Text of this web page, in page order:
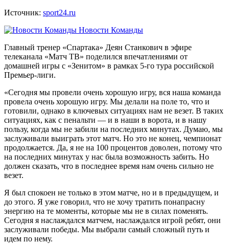
Источник: sport24.ru
Новости Команды
Главный тренер «Спартака» Деян Станкович в эфире
телеканала «Матч ТВ» поделился впечатлениями от
домашней игры с «Зенитом» в рамках 5-го тура российской
Премьер-лиги.
«Сегодня мы провели очень хорошую игру, вся наша команда
провела очень хорошую игру. Мы делали на поле то, что и
готовили, однако в ключевых ситуациях нам не везет. В таких
ситуациях, как с пенальти — и в наши в ворота, и в нашу
пользу, когда мы не забили на последних минутах. Думаю, мы
заслуживали выиграть этот матч. Но это не конец, чемпионат
продолжается. Да, я не на 100 процентов доволен, потому что
на последних минутах у нас была возможность забить. Но
должен сказать, что в последнее время нам очень сильно не
везет.
Я был спокоен не только в этом матче, но и в предыдущем, и
до этого. Я уже говорил, что не хочу тратить понапрасну
энергию на те моменты, которые мы не в силах поменять.
Сегодня я наслаждался матчем, наслаждался игрой ребят, они
заслуживали победы. Мы выбрали самый сложный путь и
идем по нему.